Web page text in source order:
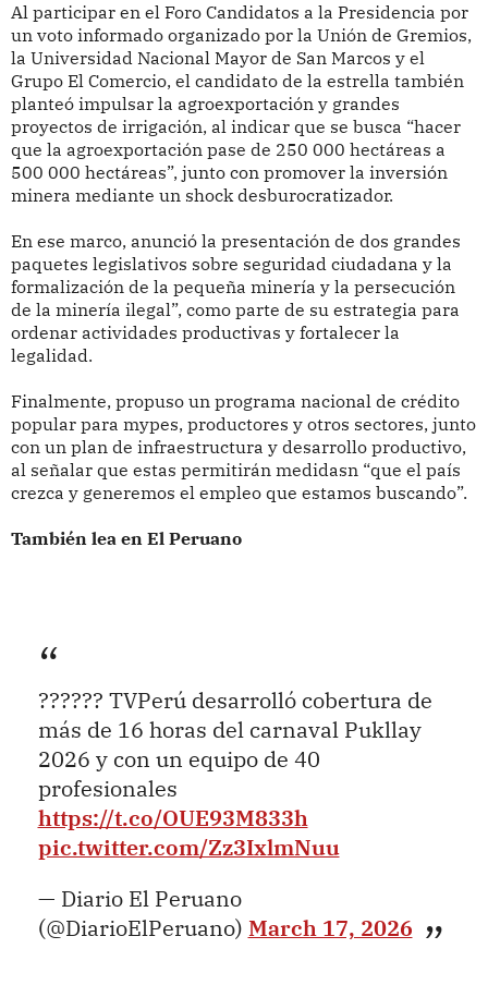
Al participar en el Foro Candidatos a la Presidencia por
un voto informado organizado por la Unión de Gremios,
la Universidad Nacional Mayor de San Marcos y el
Grupo El Comercio, el candidato de la estrella también
planteó impulsar la agroexportación y grandes
proyectos de irrigación, al indicar que se busca “hacer
que la agroexportación pase de 250 000 hectáreas a
500 000 hectáreas”, junto con promover la inversión
minera mediante un shock desburocratizador.
En ese marco, anunció la presentación de dos grandes
paquetes legislativos sobre seguridad ciudadana y la
formalización de la pequeña minería y la persecución
de la minería ilegal”, como parte de su estrategia para
ordenar actividades productivas y fortalecer la
legalidad.
Finalmente, propuso un programa nacional de crédito
popular para mypes, productores y otros sectores, junto
con un plan de infraestructura y desarrollo productivo,
al señalar que estas permitirán medidasn “que el país
crezca y generemos el empleo que estamos buscando”.
También lea en El Peruano
?????? TVPerú desarrolló cobertura de
más de 16 horas del carnaval Pukllay
2026 y con un equipo de 40
profesionales
https://t.co/OUE93M833h
pic.twitter.com/Zz3IxlmNuu
— Diario El Peruano
(@DiarioElPeruano) March 17, 2026